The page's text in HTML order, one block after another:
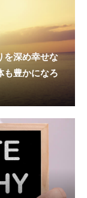
を深め幸せな
も豊かになろ